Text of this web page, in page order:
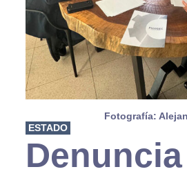
Fotografía:
ESTADO
Denuncia